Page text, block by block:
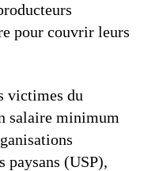
pour couvrir leurs
victimes du
salaire minimum
paysans (USP),